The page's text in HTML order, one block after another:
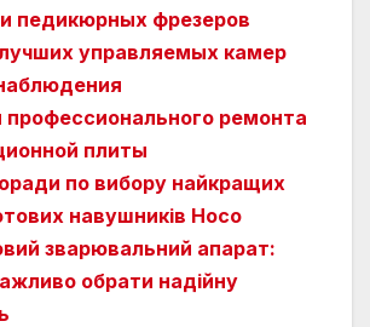
педикюрных фрезеров
управляемых камер
ремонта
плиты
по вибору найкращих
навушників Hoco
зварювальний апарат:
обрати надійну